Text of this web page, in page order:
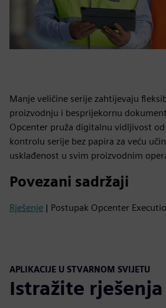
Manje veličine serije zahtijevaju
proizvodnju i besprijekornu
Opcenter pruža digitalnu vidljivost
kontrolu serije bez papira za veću
usklađenost u svim proizvodnim
Povezani sadržaji
Rješenje | Postupak Opcenter
APLIKACIJE U STVARNOM SVIJETU
Istražite rješenja